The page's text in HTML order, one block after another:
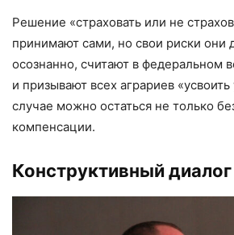
Решение «страховать или не
принимают сами, но свои риски они
осознанно, считают в федеральном
и призывают всех аграриев
случае можно остаться не только
компенсации.
Конструктивный диалог